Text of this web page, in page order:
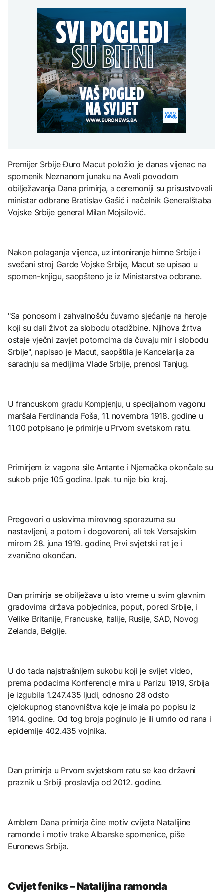
Počela isplata penzija u
RS
smanjuje proizvodnju
zbog niskog vodostaja i
visokih temperatura
Save
graničnim prelazima u
sistema ako se isključuje
čim je preopterećen?
BIZNIS
Skočile cijene nafte na
svjetskom tržištu, hoće li
se to odraziti na BiH
djece moraju platiti 942
KULTURA
Rat i pijesak prijete
drevnim piramidama
Meroe u Sudanu
ZANIMLJIVOSTI
Premijer Srbije Đuro Macut položio je danas vijenac na
spomenik Neznanom junaku na Avali povodom
obilježavanja Dana primirja, a ceremoniji su prisustvovali
ministar odbrane Bratislav Gašić i načelnik Generalštaba
Vojske Srbije general Milan Mojsilović.
Nakon polaganja vijenca, uz intoniranje himne Srbije i
svečani stroj Garde Vojske Srbije, Macut se upisao u
spomen-knjigu, saopšteno je iz Ministarstva odbrane.
"Sa ponosom i zahvalnošću čuvamo sjećanje na heroje
koji su dali život za slobodu otadžbine. Njihova žrtva
ostaje vječni zavjet potomcima da čuvaju mir i slobodu
Srbije", napisao je Macut, saopštila je Kancelarija za
saradnju sa medijima Vlade Srbije, prenosi Tanjug.
U francuskom gradu Kompjenju, u specijalnom vagonu
maršala Ferdinanda Foša, 11. novembra 1918. godine u
11.00 potpisano je primirje u Prvom svetskom ratu.
Primirjem iz vagona sile Antante i Njemačka okončale su
sukob prije 105 godina. Ipak, tu nije bio kraj.
Pregovori o uslovima mirovnog sporazuma su
nastavljeni, a potom i dogovoreni, ali tek Versajskim
mirom 28. juna 1919. godine, Prvi svjetski rat je i
zvanično okončan.
Dan primirja se obilježava u isto vreme u svim glavnim
gradovima država pobjednica, poput, pored Srbije, i
Velike Britanije, Francuske, Italije, Rusije, SAD, Novog
Zelanda, Belgije.
U do tada najstrašnijem sukobu koji je svijet video,
prema podacima Konferencije mira u Parizu 1919, Srbija
je izgubila 1.247.435 ljudi, odnosno 28 odsto
cjelokupnog stanovništva koje je imala po popisu iz
1914. godine. Od tog broja poginulo je ili umrlo od rana i
epidemije 402.435 vojnika.
Dan primirja u Prvom svjetskom ratu se kao državni
praznik u Srbiji proslavlja od 2012. godine.
Amblem Dana primirja čine motiv cvijeta Natalijine
ramonde i motiv trake Albanske spomenice, piše
Euronews Srbija.
Cvijet feniks – Natalijina ramonda